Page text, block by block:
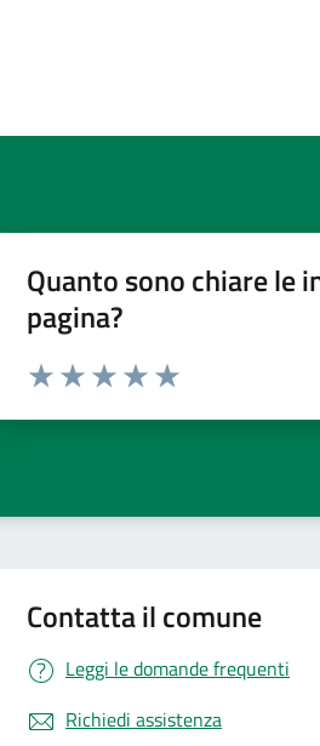
Quanto sono chiare le
pagina?
Valuta da 1 a 5 stelle la pagina
Contatta il comune
Leggi le domande frequenti
Richiedi assistenza